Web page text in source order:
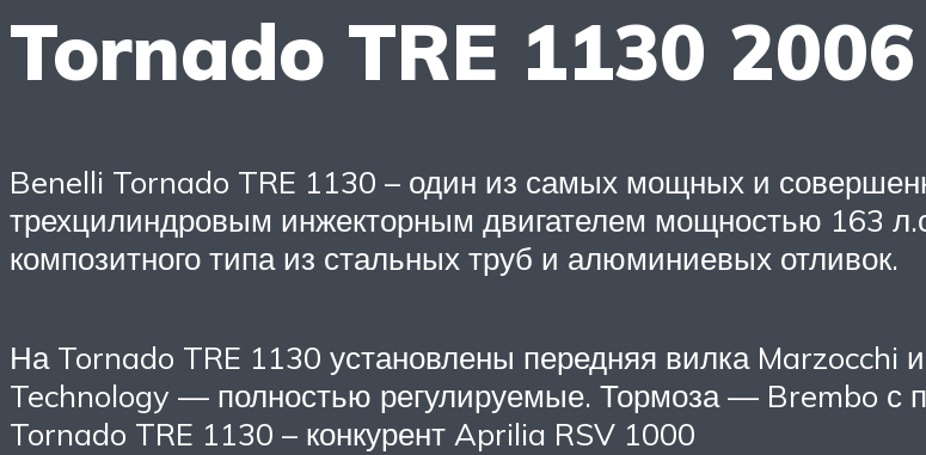
Tornado TRE 1130 2006
Benelli Tornado TRE 1130 – один из самых мощных и
трехцилиндровым инжекторным двигателем мощностью 163
композитного типа из стальных труб и алюминиевых отливок.
На Tornado TRE 1130 установлены передняя вилка Marzocchi
Technology — полностью регулируемые. Тормоза — Brembo с
Tornado TRE 1130 – конкурент Aprilia RSV 1000